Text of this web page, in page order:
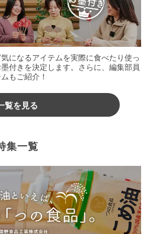
になるアイテムを実際に食べたり使っ
付きを決定します。さらに、編集部員
もご紹介！
覧を見る
集一覧